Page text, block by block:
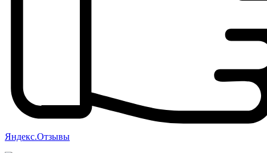
Яндекс.Отзывы